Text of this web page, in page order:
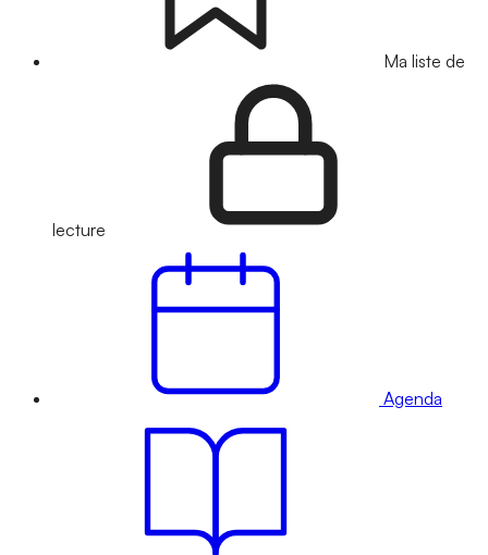
Ma liste de
lecture
Agenda